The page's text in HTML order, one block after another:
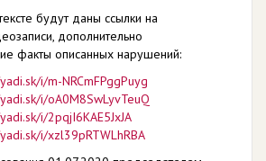
будут даны ссылки на
дополнительно
факты описанных нарушений:
i/m-NRCmFPggPuyg
i/oA0M8SwLyvTeuQ
i/2pqjI6KAE5JxJA
i/xzl39pRTWLhRBA